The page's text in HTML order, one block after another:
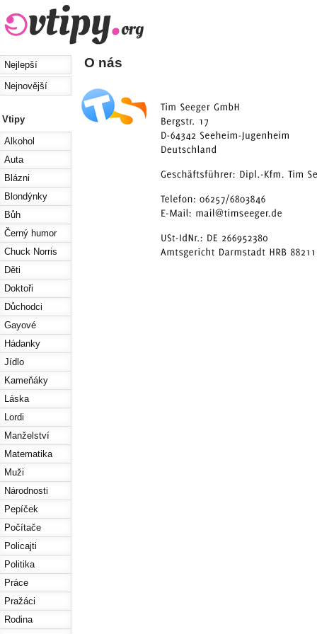
O nás
Nejlepší
Nejnovější
Vtipy
Alkohol
Auta
Blázni
Blondýnky
Bůh
Černý humor
Chuck Norris
Děti
Doktoři
Důchodci
Gayové
Hádanky
Jídlo
Kameňáky
Láska
Lordi
Manželství
Matematika
Muži
Národnosti
Pepíček
Počítače
Policajti
Politika
Práce
Pražáci
Rodina